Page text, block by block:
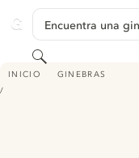
GINVENTORY
Encuentra una
Buscar
INICIO GINEBRAS
SOURCE GIN